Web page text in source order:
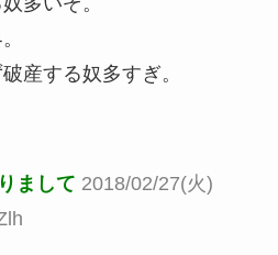
産する奴多すぎ。
まして 2018/02/27(火)